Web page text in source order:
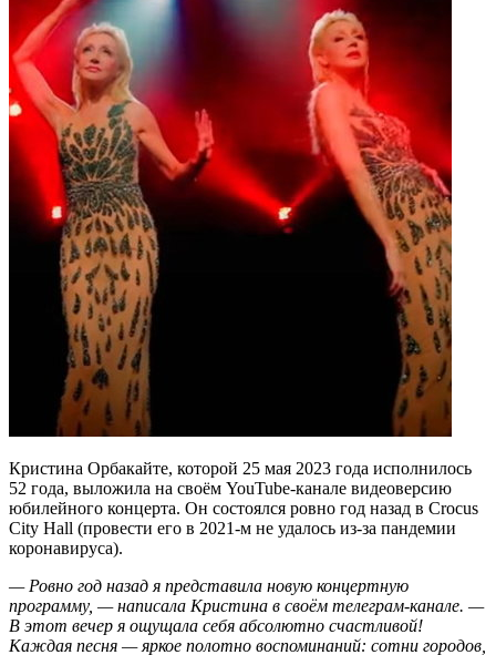
Кристина Орбакайте, которой 25 мая 2023 года исполнилось
52 года, выложила на своём YouTube-канале видеоверсию
юбилейного концерта. Он состоялся ровно год назад в Crocus
City Hall (провести его в 2021-м не удалось из-за пандемии
коронавируса).
— Ровно год назад я представила новую концертную
программу, — написала Кристина в своём телеграм-канале. —
В этот вечер я ощущала себя абсолютно счастливой!
Каждая песня — яркое полотно воспоминаний: сотни городов,